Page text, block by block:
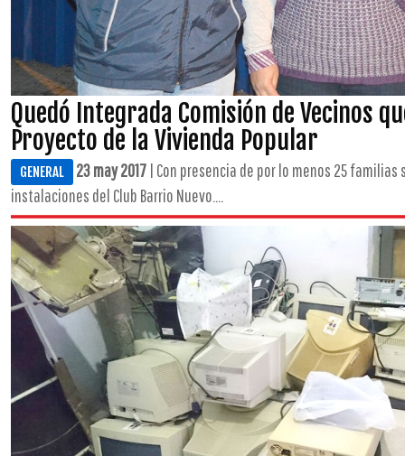
Quedó Integrada Comisión de Vecinos
Proyecto de la Vivienda Popular
GENERAL 23 may 2017 | Con presencia de por lo menos 25
instalaciones del Club Barrio Nuevo....